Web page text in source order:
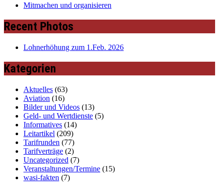
Mitmachen und organisieren
Recent Photos
Lohnerhöhung zum 1.Feb. 2026
Kategorien
Aktuelles (63)
Aviation (16)
Bilder und Videos (13)
Geld- und Wertdienste (5)
Informatives (14)
Leitartikel (209)
Tarifrunden (77)
Tarifverträge (2)
Uncategorized (7)
Veranstaltungen/Termine (15)
wasi-fakten (7)